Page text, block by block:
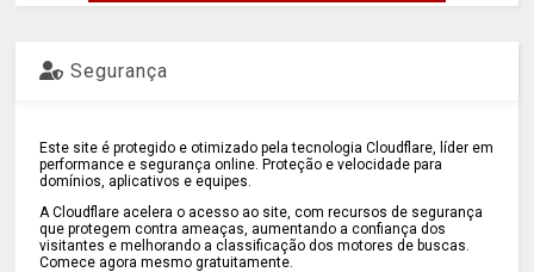
Segurança
Este site é protegido e otimizado pela tecnologia Cloudflare, líder em
performance e segurança online. Proteção e velocidade para
domínios, aplicativos e equipes.
A Cloudflare acelera o acesso ao site, com recursos de segurança
que protegem contra ameaças, aumentando a confiança dos
visitantes e melhorando a classificação dos motores de buscas.
Comece agora mesmo gratuitamente.